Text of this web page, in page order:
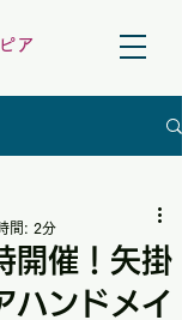
ア
開催！矢掛
ハンドメイ
間: 2分